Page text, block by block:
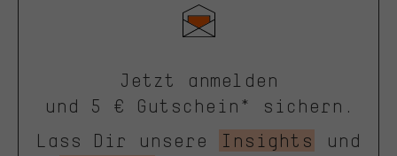
Jetzt anmelden
und 5 € Gutschein* sichern.
Lass Dir unsere
Insights
und